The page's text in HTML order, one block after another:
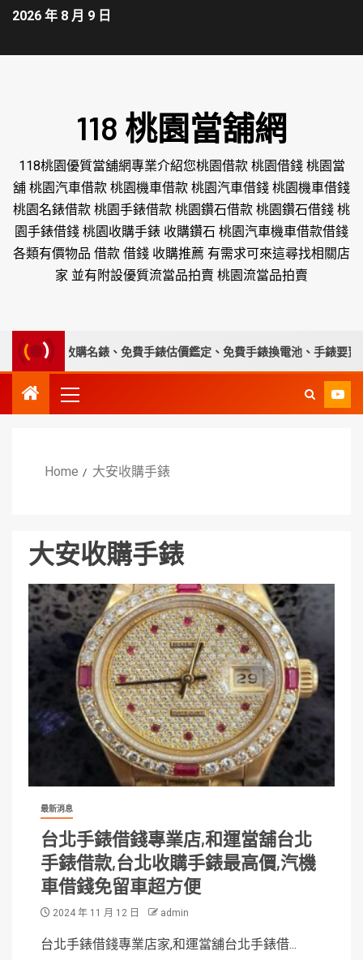
2026 年 8 月 9 日
118 桃園當舖網
118桃園優質當舖網專業介紹您桃園借款 桃園借錢 桃園當
舖 桃園汽車借款 桃園機車借款 桃園汽車借錢 桃園機車借錢
桃園名錶借款 桃園手錶借款 桃園鑽石借款 桃園鑽石借錢 桃
園手錶借錢 桃園收購手錶 收購鑽石 桃園汽車機車借款借錢
各類有價物品 借款 借錢 收購推薦 有需求可來這尋找相關店
家 並有附設優質流當品拍賣 桃園流當品拍賣
｜高價收購名錶、免費手錶估價鑑定、免費手錶換電池、手錶要賣請來
Home 大安收購手錶
大安收購手錶
最新消息
台北手錶借錢專業店,和運當舖台北
手錶借款,台北收購手錶最高價,汽機
車借錢免留車超方便
2024 年 11 月 12 日 admin
台北手錶借錢專業店家,和運當舖台北手錶借...